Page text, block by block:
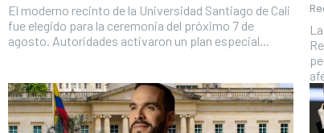
El moderno recinto de la Universidad Santiago de Cali
fue elegido para la ceremonia del próximo 7 de
agosto. Autoridades activaron un plan especial...